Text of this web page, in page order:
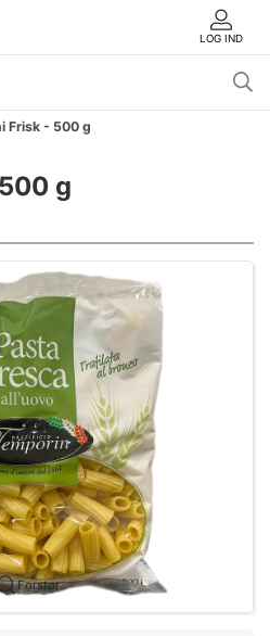
LOG IND
Frisk - 500 g
g
Forstør